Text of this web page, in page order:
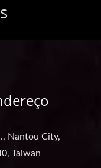
Nantou City,
Taiwan